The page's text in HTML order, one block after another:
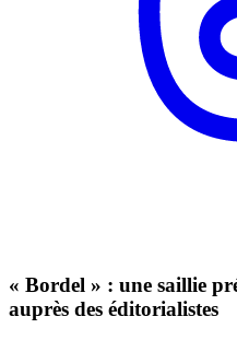
« Bordel » : une saillie
auprès des éditorialistes